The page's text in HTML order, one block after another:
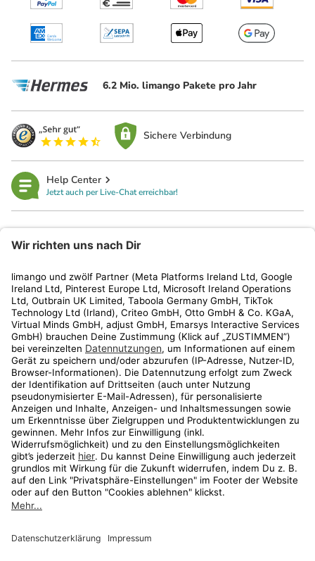
6.2 Mio. limango Pakete pro Jahr
Sichere Verbindung
Help Center
Jetzt auch per Live-Chat erreichbar!
Kundenservice
Shop
Aktionen
Travel